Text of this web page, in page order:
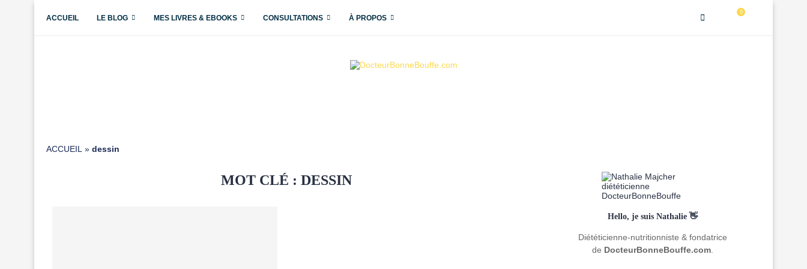
ACCUEIL LE BLOG MES LIVRES & EBOOKS CONSULTATIONS À PROPOS
0
ACCUEIL » dessin
MOT CLÉ : DESSIN
Hello, je suis Nathalie 👋
Diététicienne-nutritionniste & fondatrice
de DocteurBonneBouffe.com